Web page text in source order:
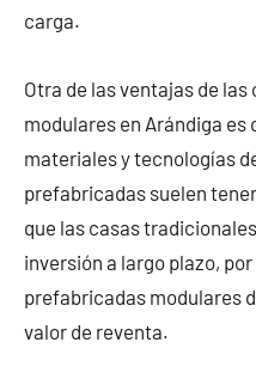
carga.
Otra de las ventajas de
modulares en Arándiga es
materiales y tecnologías
prefabricadas suelen
que las casas
inversión a largo plazo,
prefabricadas modulares
valor de reventa.